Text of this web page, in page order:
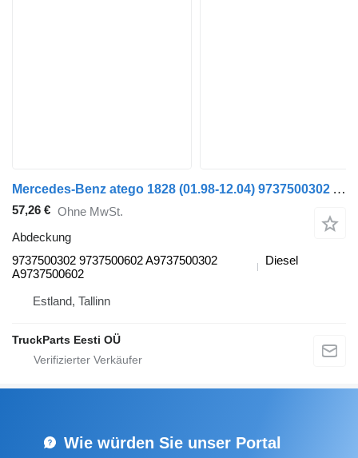
Mercedes-Benz atego 1828 (01.98-12.04) 9737500302 Abdeckung für Mercedes-Benz Atego, Atego 2, Atego 3 (1996-) Sattelzugmaschine
57,26 € Ohne MwSt.
Abdeckung
9737500302 9737500602 A9737500302
A9737500602
Diesel
Estland, Tallinn
TruckParts Eesti OÜ
Wie würden Sie unser Portal